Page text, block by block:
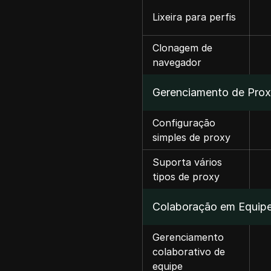
Lixeira para perfis
Clonagem de
navegador
Gerenciamento de
Configuração
simples de proxy
Suporta vários
tipos de proxy
Colaboração em
Gerenciamento
colaborativo de
equipe